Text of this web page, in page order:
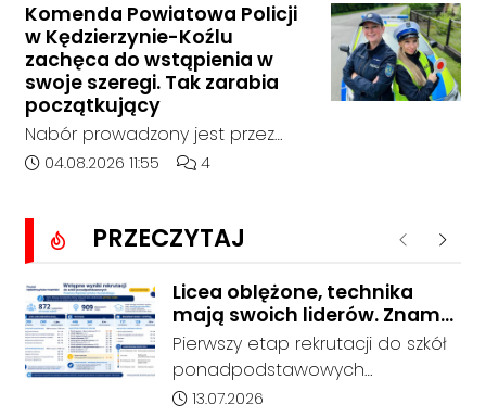
Gliwicki po zgłoszeniu od
zaniepokojonego świadka.
Osoba zgłaszająca zauważyła
unoszący się na wodzie czarny
worek, którego zawartość
wzbudziła jej niepokój.
Komenda Powiatowa Policji
w Kędzierzynie-Koźlu
zachęca do wstąpienia w
swoje szeregi. Tak zarabia
początkujący
Nabór prowadzony jest przez
cały rok, a dokumenty można
elektronicznie. Początkujący
funkcjonariusz może otrzymywać
od 5311 do 6530 zł netto, zależnie
od wieku, etapu szkolenia i
miejsca służby.
Data dodania artykułu:
04.08.2026 11:55 Liczba komentarzy artykułu:
4
PRZECZYTAJ Poprzednie
Licea oblężone, technika
mają swoich liderów. Znamy
wstępne wyniki rekrutacji do
szkół w powiecie
Pierwszy etap rekrutacji do szkół
ponadpodstawowych
prowadzonych przez Powiat
Data dodania artykułu:
13.07.2026